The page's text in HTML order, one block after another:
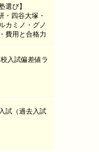
選び】
・四谷大塚・
カミノ・グノ
費用と合格力
入試偏差値ラ
試（過去入試